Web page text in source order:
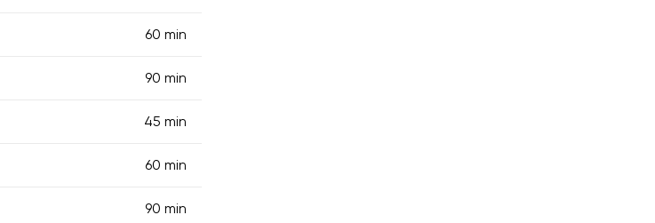
60 min
90 min
45 min
60 min
90 min